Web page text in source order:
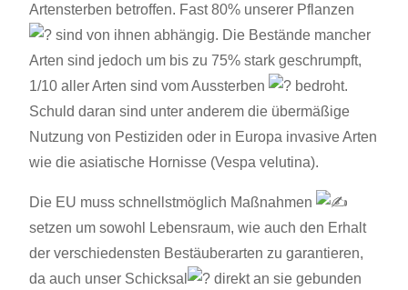
Artensterben betroffen. Fast 80% unserer Pflanzen
sind von ihnen abhängig. Die Bestände mancher
Arten sind jedoch um bis zu 75% stark geschrumpft,
1/10 aller Arten sind vom Aussterben
bedroht.
Schuld daran sind unter anderem die übermäßige
Nutzung von Pestiziden oder in Europa invasive Arten
wie die asiatische Hornisse (Vespa velutina).
Die EU muss schnellstmöglich Maßnahmen
setzen um sowohl Lebensraum, wie auch den Erhalt
der verschiedensten Bestäuberarten zu garantieren,
da auch unser Schicksal
direkt an sie gebunden